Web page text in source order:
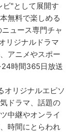
ビ"として展開す
無料で楽しめる
ュース専門チャ
リジナルドラマ
アニメやスポー
24時間365日放送
オリジナルエピソ
ドラマ、話題の
中継やオンライ
時間にとらわれ